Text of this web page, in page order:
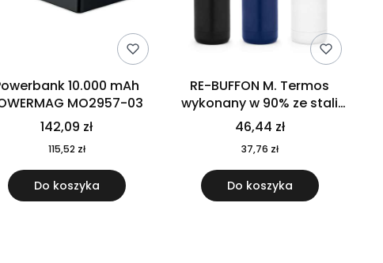
10.000 mAh
MO2957-03
142,09 zł
115,52 zł
Do koszyka
RE-BUFFON M. Termos
wykonany w 90% ze stali
nierdzewnej pochodzącej z
recyklingu 520 ml 94294
46,44 zł
37,76 zł
Do koszyka